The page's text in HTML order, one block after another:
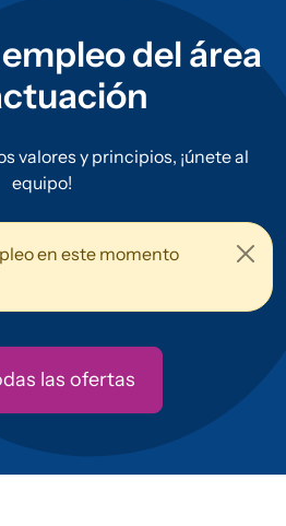
del área
valores y principios, ¡únete al
equipo!
en este momento
las ofertas